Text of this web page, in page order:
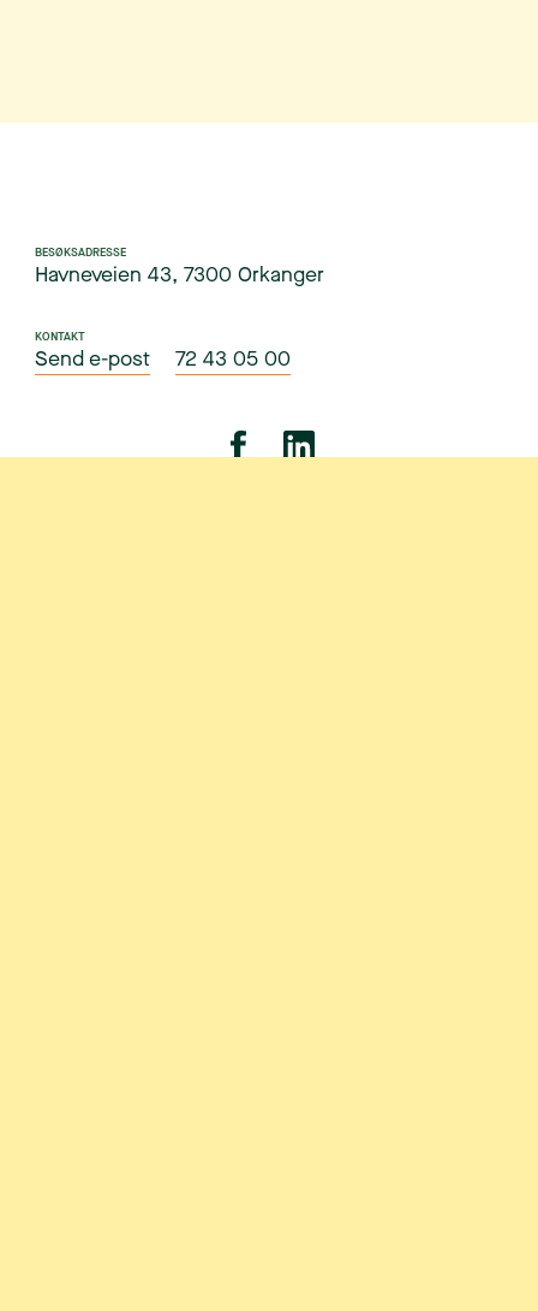
BESØKSADRESSE
Havneveien 43, 7300 Orkanger
KONTAKT
Send e-post 72 43 05 00